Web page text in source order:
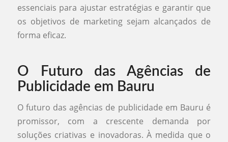
essenciais para ajustar estratégias e garantir que
os objetivos de marketing sejam alcançados de
forma eficaz.
O Futuro das Agências de
Publicidade em Bauru
O futuro das agências de publicidade em Bauru é
promissor, com a crescente demanda por
soluções criativas e inovadoras. À medida que o